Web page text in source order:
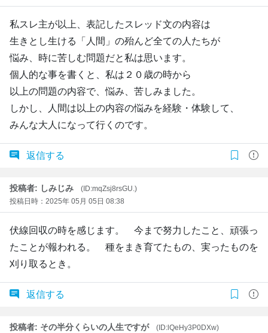
私スレ主が以上、表記したスレッド文の内容は
生きとし生ける「人間」の殆んど全ての人たちが
悩み、時に苦しむ問題だと私は思います。
個人的な事を書くと、私は２０歳の時から
以上の問題の内容で、悩み、苦しみました。
しかし、人間は以上の内容の悩みを経験・体験して、
みんな大人になって行くのです。
返信する
投稿者: しみじみ
(ID:mqZsj8rsGU.)
投稿日時：2025年 05月 05日 08:38
伏線回収の時を感じます。 今まで努力したこと、頑張っ
たことが報われる。 種をまき育てたもの、実ったものを
刈り取るとき。
返信する
投稿者: その半分くらいの人生ですが (ID:lQeHy3P0DXw)